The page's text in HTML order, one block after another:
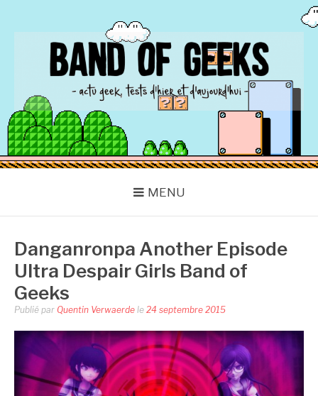
BAND OF GEEKS
Actu Geek d'hier et d'aujourd'hui
MENU
Danganronpa Another Episode
Ultra Despair Girls Band of
Geeks
Publié par Quentin Verwaerde le 24 septembre 2015